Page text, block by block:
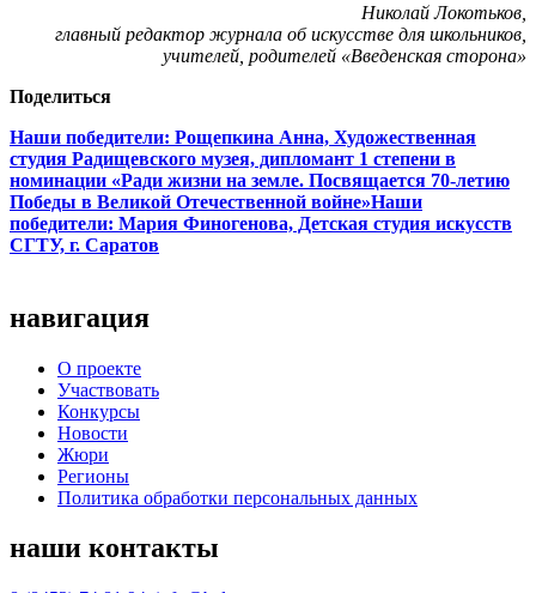
Николай Локотьков,
главный редактор журнала об искусстве для школьников,
учителей, родителей «Введенская сторона»
Поделиться
Наши победители: Рощепкина Анна, Художественная
студия Радищевского музея, дипломант 1 степени в
номинации «Ради жизни на земле. Посвящается 70-летию
Победы в Великой Отечественной войне»Наши
победители: Мария Финогенова, Детская студия искусств
СГТУ, г. Саратов
навигация
О проекте
Участвовать
Конкурсы
Новости
Жюри
Регионы
Политика обработки персональных данных
наши контакты